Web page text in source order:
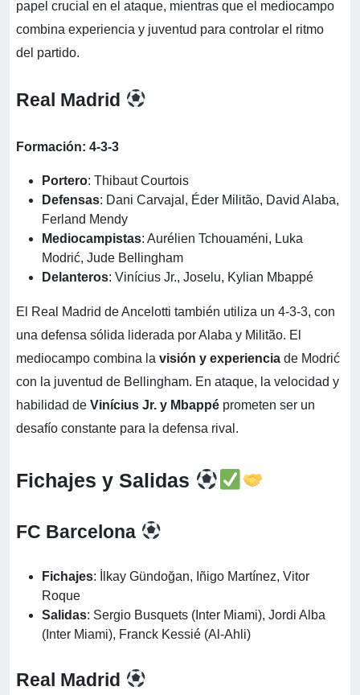
papel crucial en el ataque, mientras que el mediocampo
combina experiencia y juventud para controlar el ritmo
del partido.
Real Madrid
Formación: 4-3-3
Portero: Thibaut Courtois
Defensas: Dani Carvajal, Éder Militão, David Alaba,
Ferland Mendy
Mediocampistas: Aurélien Tchouaméni, Luka
Modrić, Jude Bellingham
Delanteros: Vinícius Jr., Joselu, Kylian Mbappé
El Real Madrid de Ancelotti también utiliza un 4-3-3, con
una defensa sólida liderada por Alaba y Militão. El
mediocampo combina la visión y experiencia de Modrić
con la juventud de Bellingham. En ataque, la velocidad y
habilidad de Vinícius Jr. y Mbappé prometen ser un
desafío constante para la defensa rival.
Fichajes y Salidas
FC Barcelona
Fichajes: İlkay Gündoğan, Iñigo Martínez, Vitor
Roque
Salidas: Sergio Busquets (Inter Miami), Jordi Alba
(Inter Miami), Franck Kessié (Al-Ahli)
Real Madrid